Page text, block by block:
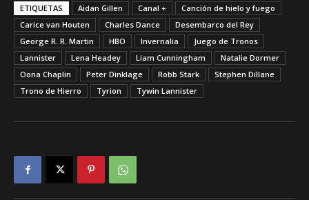
ETIQUETAS Aidan Gillen Canal +
Canción de hielo y fuego
Carice van Houten
Charles Dance
Desembarco del Rey
George R. R. Martin
HBO Invernalia
Juego de Tronos
Lannister
Lena Headey Liam Cunningham
Natalie Dormer
Oona Chaplin
Peter Dinklage Robb Stark
Stephen Dillane
Trono de Hierro
Tyrion Tywin Lannister